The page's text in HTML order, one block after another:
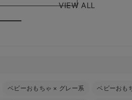
VIEW ALL
ベビーおもちゃ × グレー系 ベビーおも